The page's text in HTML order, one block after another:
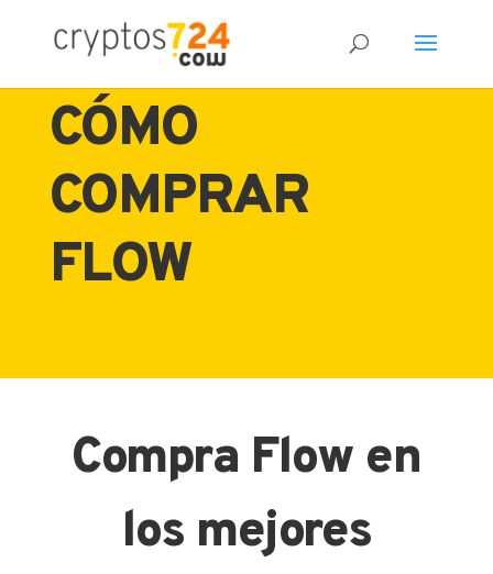
CÓMO
COMPRAR
FLOW
Compra Flow en
los mejores